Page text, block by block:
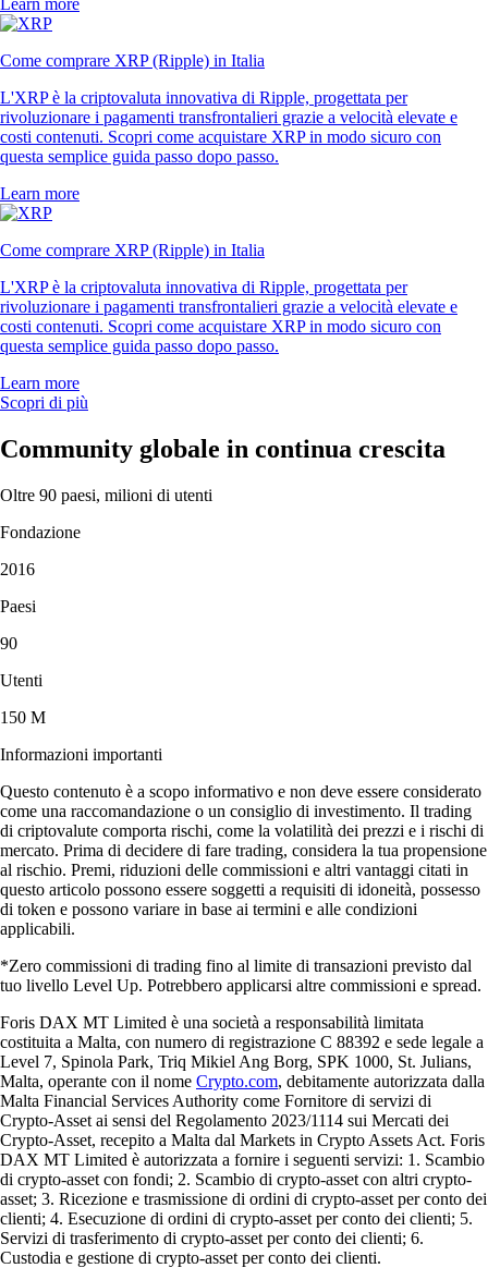
Come comprare XRP (Ripple) in Italia
L'XRP è la criptovaluta innovativa di Ripple, progettata per
rivoluzionare i pagamenti transfrontalieri grazie a velocità elevate e
costi contenuti. Scopri come acquistare XRP in modo sicuro con
questa semplice guida passo dopo passo.
Learn more
Come comprare XRP (Ripple) in Italia
L'XRP è la criptovaluta innovativa di Ripple, progettata per
rivoluzionare i pagamenti transfrontalieri grazie a velocità elevate e
costi contenuti. Scopri come acquistare XRP in modo sicuro con
questa semplice guida passo dopo passo.
Learn more
Scopri di più
Community globale in continua crescita
Oltre 90 paesi, milioni di utenti
Fondazione
2016
Paesi
90
Utenti
150 M
Informazioni importanti
Questo contenuto è a scopo informativo e non deve essere considerato
come una raccomandazione o un consiglio di investimento. Il trading
di criptovalute comporta rischi, come la volatilità dei prezzi e i rischi di
mercato. Prima di decidere di fare trading, considera la tua propensione
al rischio. Premi, riduzioni delle commissioni e altri vantaggi citati in
questo articolo possono essere soggetti a requisiti di idoneità, possesso
di token e possono variare in base ai termini e alle condizioni
applicabili.
*Zero commissioni di trading fino al limite di transazioni previsto dal
tuo livello Level Up. Potrebbero applicarsi altre commissioni e spread.
Foris DAX MT Limited è una società a responsabilità limitata
costituita a Malta, con numero di registrazione C 88392 e sede legale a
Level 7, Spinola Park, Triq Mikiel Ang Borg, SPK 1000, St. Julians,
Malta, operante con il nome Crypto.com, debitamente autorizzata dalla
Malta Financial Services Authority come Fornitore di servizi di
Crypto-Asset ai sensi del Regolamento 2023/1114 sui Mercati dei
Crypto-Asset, recepito a Malta dal Markets in Crypto Assets Act. Foris
DAX MT Limited è autorizzata a fornire i seguenti servizi: 1. Scambio
di crypto-asset con fondi; 2. Scambio di crypto-asset con altri crypto-
asset; 3. Ricezione e trasmissione di ordini di crypto-asset per conto dei
clienti; 4. Esecuzione di ordini di crypto-asset per conto dei clienti; 5.
Servizi di trasferimento di crypto-asset per conto dei clienti; 6.
Custodia e gestione di crypto-asset per conto dei clienti.